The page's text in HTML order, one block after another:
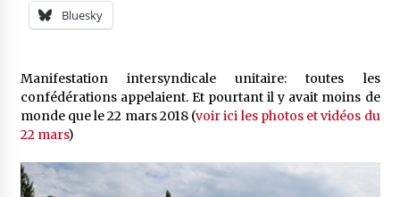
Bluesky
Manifestation intersyndicale unitaire: toutes les
confédérations appelaient. Et pourtant il y avait moins de
monde que le 22 mars 2018 (voir ici les photos et vidéos du
22 mars)